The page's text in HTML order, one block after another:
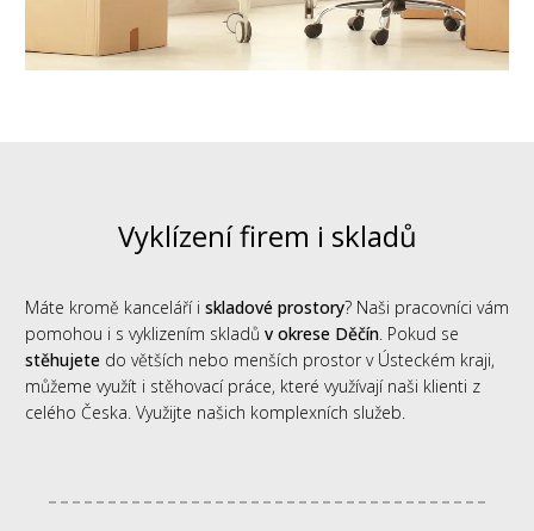
Vyklízení firem i skladů
Máte kromě kanceláří i skladové prostory? Naši pracovníci vám
pomohou i s vyklizením skladů v okrese Děčín. Pokud se
stěhujete do větších nebo menších prostor v Ústeckém kraji,
můžeme využít i stěhovací práce, které využívají naši klienti z
celého Česka. Využijte našich komplexních služeb.